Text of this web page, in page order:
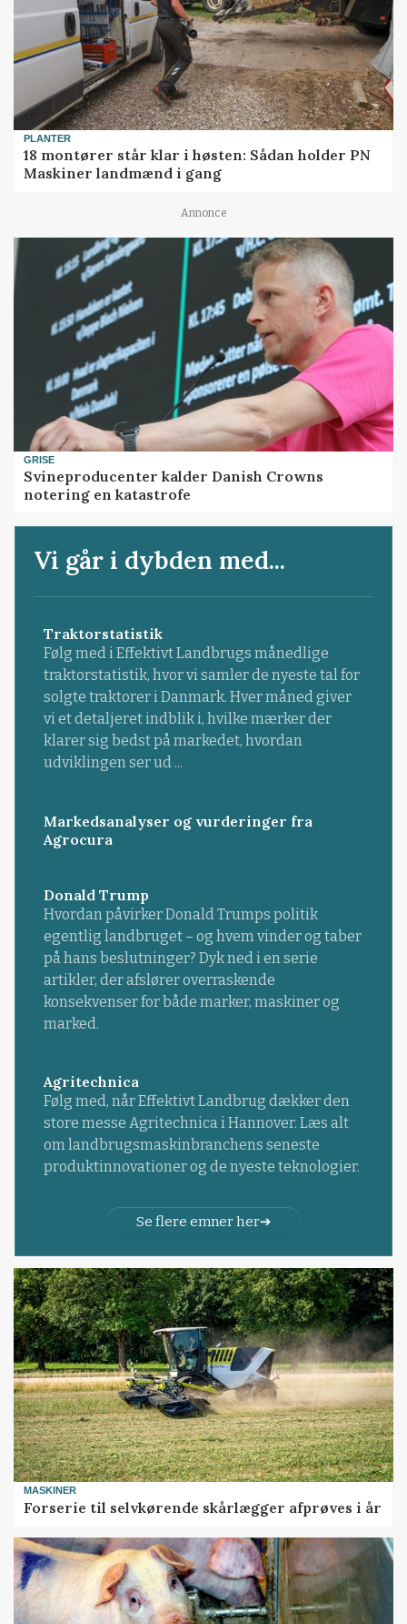
PLANTER
18 montører står klar i høsten: Sådan holder PN
Maskiner landmænd i gang
Annonce
GRISE
Svineproducenter kalder Danish Crowns
notering en katastrofe
Vi går i dybden med...
Traktorstatistik
Følg med i Effektivt Landbrugs månedlige
traktorstatistik, hvor vi samler de nyeste tal for
solgte traktorer i Danmark. Hver måned giver
vi et detaljeret indblik i, hvilke mærker der
klarer sig bedst på markedet, hvordan
udviklingen ser ud ...
Markedsanalyser og vurderinger fra
Agrocura
Donald Trump
Hvordan påvirker Donald Trumps politik
egentlig landbruget – og hvem vinder og taber
på hans beslutninger? Dyk ned i en serie
artikler, der afslører overraskende
konsekvenser for både marker, maskiner og
marked.
Agritechnica
Følg med, når Effektivt Landbrug dækker den
store messe Agritechnica i Hannover. Læs alt
om landbrugsmaskinbranchens seneste
produktinnovationer og de nyeste teknologier.
Se flere emner her
MASKINER
Forserie til selvkørende skårlægger afprøves i år